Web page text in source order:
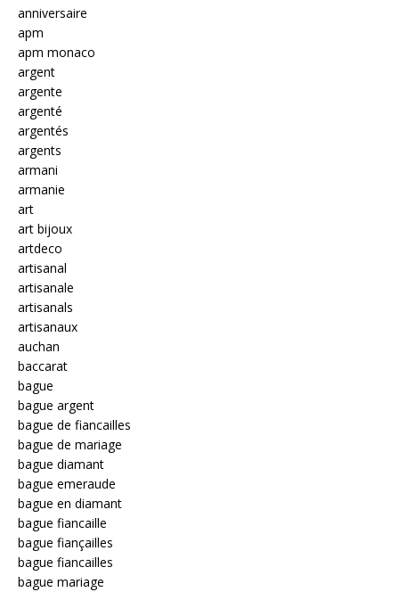
anniversaire
apm
apm monaco
argent
argente
argenté
argentés
argents
armani
armanie
art
art bijoux
artdeco
artisanal
artisanale
artisanals
artisanaux
auchan
baccarat
bague
bague argent
bague de fiancailles
bague de mariage
bague diamant
bague emeraude
bague en diamant
bague fiancaille
bague fiançailles
bague fiancailles
bague mariage